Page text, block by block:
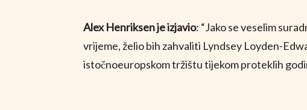
Alex Henriksen je izjavio: “Jako se veselim
vrijeme, želio bih zahvaliti Lyndsey Loyden-
istočnoeuropskom tržištu tijekom proteklih